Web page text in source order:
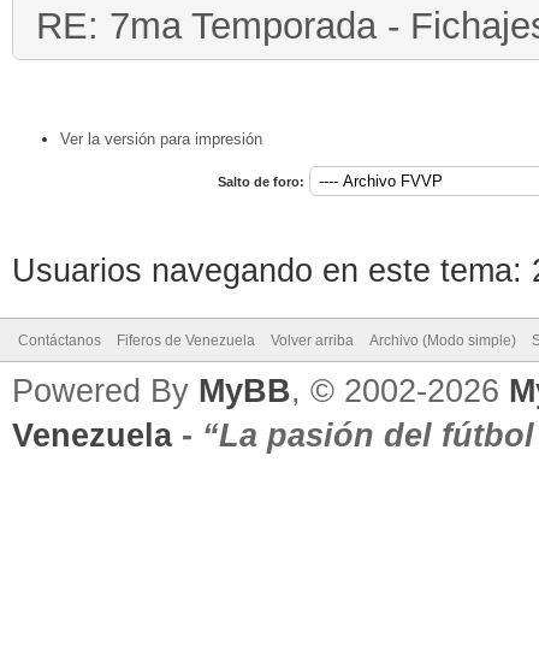
RE: 7ma Temporada -
Ver la versión para impresión
Salto de foro:
Usuarios navegando en este tema:
Contáctanos Fiferos de Venezuela Volver arriba Archivo (Modo simple)
Powered By MyBB, © 2002-2026
Venezuela- “La pasión del